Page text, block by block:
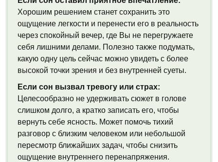
Хорошим решением станет сохранить это
ощущение легкости и перенести его в реальность
через спокойный вечер, где Вы не перегружаете
себя лишними делами. Полезно также подумать,
какую одну цель сейчас можно увидеть с более
высокой точки зрения и без внутренней суеты.
Если сон вызвал тревогу или страх:
Целесообразно не удерживать сюжет в голове
слишком долго, а кратко записать его, чтобы
вернуть себе ясность. Может помочь тихий
разговор с близким человеком или небольшой
пересмотр ближайших задач, чтобы снизить
ощущение внутреннего перенапряжения.